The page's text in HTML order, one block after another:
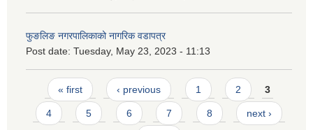
फुङलिङ नगरपालिकाको नागरिक वडापत्र
Post date: Tuesday, May 23, 2023 - 11:13
Pages
« first ‹ previous 1 2 3
4 5 6 7 8 next ›